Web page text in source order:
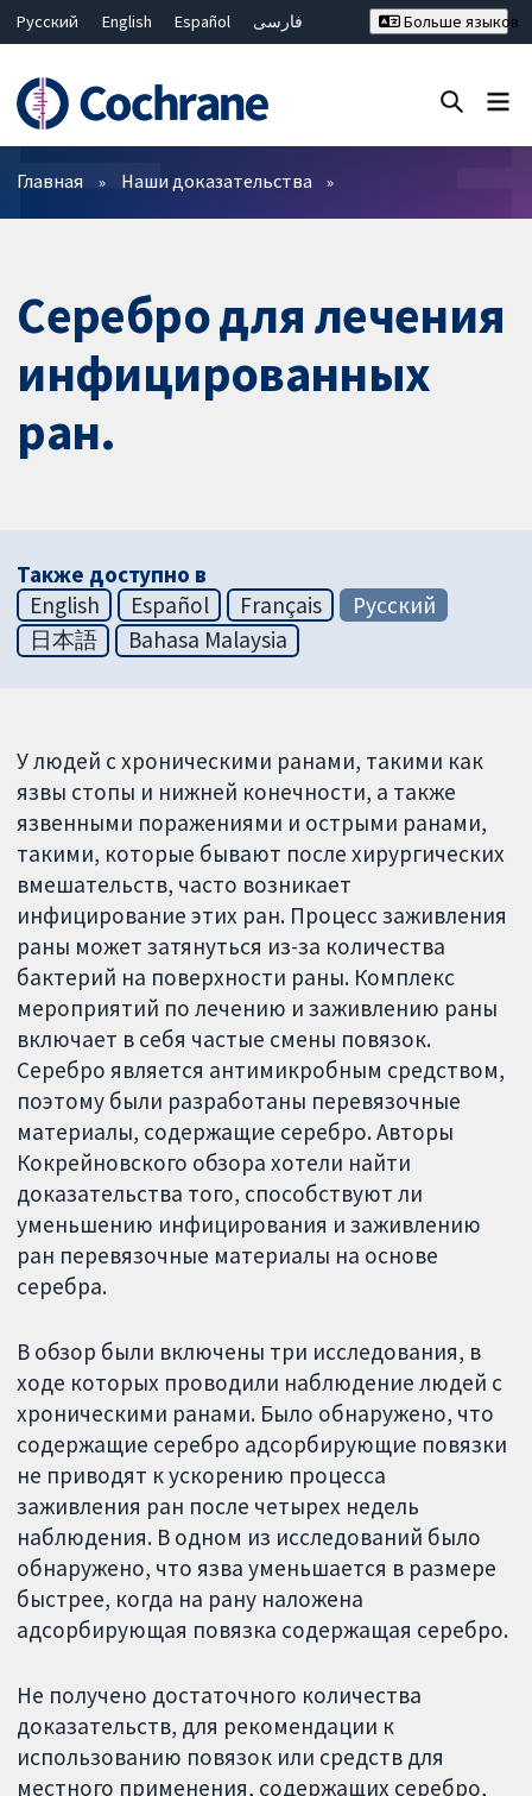
Русский English Español
فارسی
Bahasa Malaysia
ไทย
繁體中文
简体中文
Больше языков
Фильтры
Главная Наши доказательства
Серебро для лечения
инфицированных
ран.
Также доступно в
English
Español Français
Русский
日本語
Bahasa Malaysia
У людей с хроническими ранами, такими как
язвы стопы и нижней конечности, а также
язвенными поражениями и острыми ранами,
такими, которые бывают после хирургических
вмешательств, часто возникает
инфицирование этих ран. Процесс заживления
раны может затянуться из-за количества
бактерий на поверхности раны. Комплекс
мероприятий по лечению и заживлению раны
включает в себя частые смены повязок.
Серебро является антимикробным средством,
поэтому были разработаны перевязочные
материалы, содержащие серебро. Авторы
Кокрейновского обзора хотели найти
доказательства того, способствуют ли
уменьшению инфицирования и заживлению
ран перевязочные материалы на основе
серебра.
В обзор были включены три исследования, в
ходе которых проводили наблюдение людей с
хроническими ранами. Было обнаружено, что
содержащие серебро адсорбирующие повязки
не приводят к ускорению процесса
заживления ран после четырех недель
наблюдения. В одном из исследований было
обнаружено, что язва уменьшается в размере
быстрее, когда на рану наложена
адсорбирующая повязка содержащая серебро.
Не получено достаточного количества
доказательств, для рекомендации к
использованию повязок или средств для
местного применения, содержащих серебро,